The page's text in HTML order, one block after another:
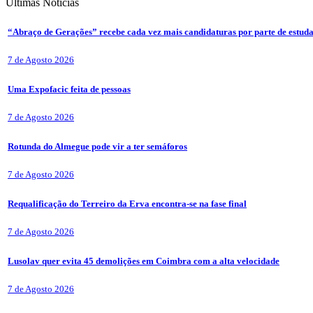
“Abraço de Gerações” recebe cada vez mais candidaturas por parte de
7 de Agosto 2026
Uma Expofacic feita de pessoas
7 de Agosto 2026
Rotunda do Almegue pode vir a ter semáforos
7 de Agosto 2026
Requalificação do Terreiro da Erva encontra-se na fase final
7 de Agosto 2026
Lusolav quer evita 45 demolições em Coimbra com a alta velocidade
7 de Agosto 2026